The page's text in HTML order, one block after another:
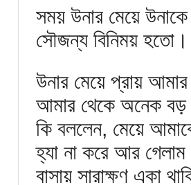
সময় উনার মেয়ে
সৌজন্য বিনিময় হতো।
উনার মেয়ে প্রায় আমার
আমার থেকে অনেক বড়
কি বললেন, মেয়ে
হ্যা না করে আর
বাসায় সারাক্ষণ একা